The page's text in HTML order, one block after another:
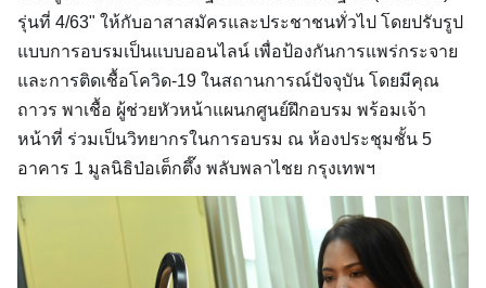
รุ่นที่ 4/63" ให้กับอาสาสมัครและประชาชนทั่วไป โดยปรับรูป
แบบการอบรมเป็นแบบออนไลน์ เพื่อป้องกันการแพร่กระจาย
และการติดเชื้อโควิด-19 ในสถานการณ์ปัจจุบัน โดยมีคุณ
ถาวร พาเชื้อ ผู้ช่วยหัวหน้าแผนกศูนย์ฝึกอบรม พร้อมเจ้า
หน้าที่ ร่วมเป็นวิทยากรในการอบรม ณ ห้องประชุมชั้น 5
อาคาร 1 มูลนิธิป่อเต็กตึ๊ง พลับพลาไชย กรุงเทพฯ